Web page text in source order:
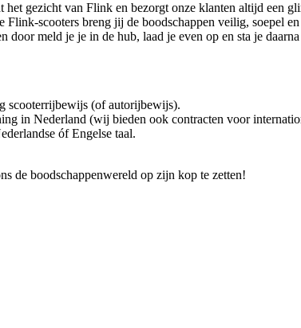
het gezicht van Flink en bezorgt onze klanten altijd een
Flink-scooters breng jij de boodschappen veilig, soepel
door meld je je in de hub, laad je even op en sta je
scooterrijbewijs (of autorijbewijs).
in Nederland (wij bieden ook contracten voor
óf Engelse taal.
de boodschappenwereld op zijn kop te zetten!